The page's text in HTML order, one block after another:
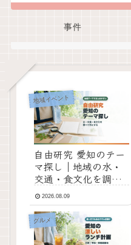
事件
地域イベント
自由研究 愛知のテー
マ探し｜地域の水・
交通・食文化を調べ
てまとめるコツ
2026.08.09
グルメ